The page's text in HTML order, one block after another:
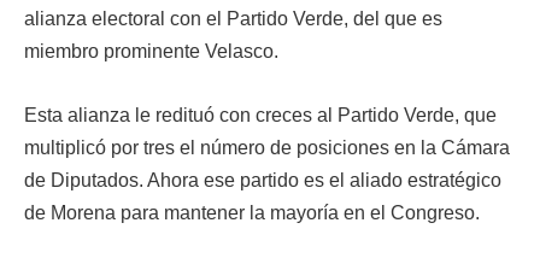
alianza electoral con el Partido Verde, del que es
miembro prominente Velasco.
Esta alianza le redituó con creces al Partido Verde, que
multiplicó por tres el número de posiciones en la Cámara
de Diputados. Ahora ese partido es el aliado estratégico
de Morena para mantener la mayoría en el Congreso.